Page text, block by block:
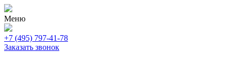
Меню
+7 (495) 797-41-78
Заказать звонок